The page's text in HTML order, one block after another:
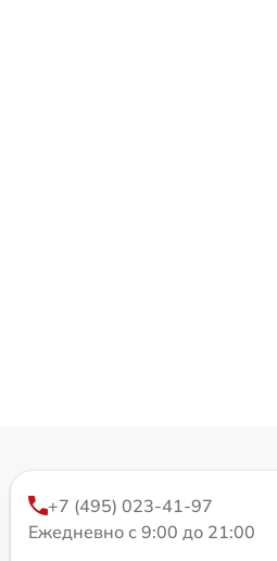
+7 (495) 023-41-97
Ежедневно с 9:00 до 21:00